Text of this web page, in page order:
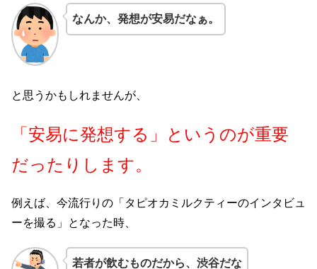
なんか、発想が安易だなぁ。
と思うかもしれませんが、
「安易に発想する」というのが重要
だったりします。
例えば、今流行りの「タピオカミルクティーのインタビュ
ーを撮る」となった時、
若者が飲むものだから、渋谷だな